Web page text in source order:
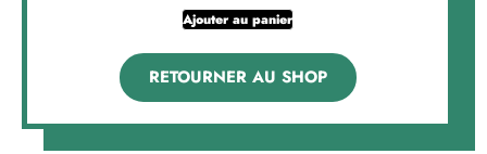
Ajouter au panier
RETOURNER AU SHOP